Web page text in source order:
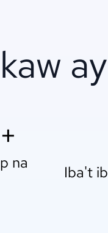
ay
na
Iba't